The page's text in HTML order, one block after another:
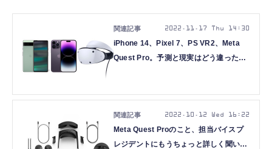
iPhone 14、Pixel 7、PS VR2、Meta
Quest Pro。予測と現実はどう違ったの
2022.11.17 Thu 14:30
Meta Quest Proのこと、担当バイスプ
レジデントにもうちょっと詳しく聞いて
2022.10.12 Wed 16:22